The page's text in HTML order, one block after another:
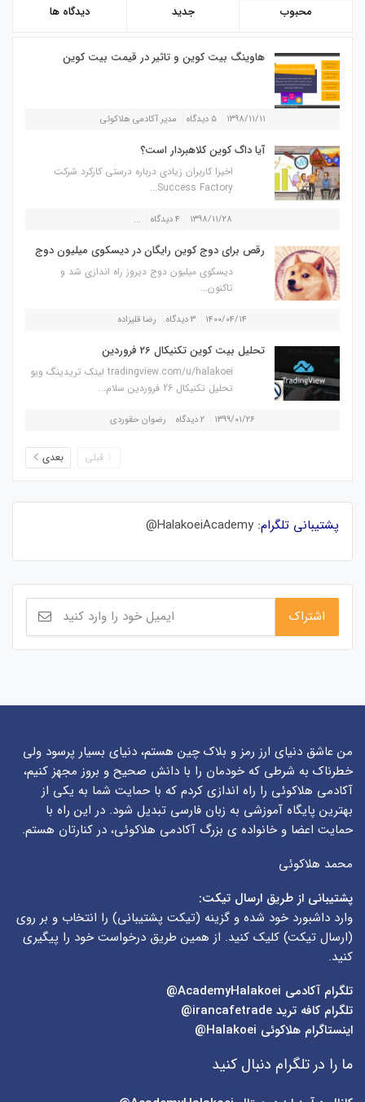
محبوب جدید دیدگاه ها
هاوینگ بیت کوین و تاثیر در قیمت بیت کوین
۱۳۹۸/۱۱/۱۱ ۵ دیدگاه مدیر آکادمی هلاکوئی
آیا داگ کوین کلاهبردار است؟
اخیرا کاربران زیادی درباره درستی کارکرد شرکت
Success Factory...
۱۳۹۸/۱۱/۲۸ ۴ دیدگاه ...
رقص برای دوج کوین رایگان در دیسکوی میلیون دوج
دیسکوی میلیون دوج دیروز راه اندازی شد و
تاکنون...
۱۴۰۰/۰۴/۱۴ ۳ دیدگاه رضا قلیزاده
تحلیل بیت کوین تکنیکال 26 فروردین
tradingview.com/u/halakoei لینک تریدینگ ویو
تحلیل تکنیکال 26 فروردین سلام...
۱۳۹۹/۰۱/۲۶ ۲ دیدگاه رضوان حقوردی
قبلی بعدی
پشتیبانی تلگرام: HalakoeiAcademy@
من عاشق دنیای ارز رمز و بلاک چین هستم، دنیای بسیار پرسود ولی
خطرناک به شرطی که خودمان را با دانش صحیح و بروز مجهز کنیم،
آکادمی هلاکوئی را راه اندازی کردم که با حمایت شما به یکی از
بهترین پایگاه آموزشی به زبان فارسی تبدیل شود. در این راه با
حمایت اعضا و خانواده ی بزرگ آکادمی هلاکوئی، در کنارتان هستم.
محمد هلاکوئی
پشتیبانی از طریق ارسال تیکت:
وارد داشبورد خود شده و گزینه (تیکت پشتیبانی) را انتخاب و بر روی
(ارسال تیکت) کلیک کنید. از همین طریق درخواست خود را پیگیری
کنید.
تلگرام آکادمی
تلگرام کافه ترید irancafetrade@
اینستاگرام هلاکوئی Halakoei@
ما را در تلگرام دنبال کنید